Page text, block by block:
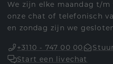
We zijn elke maandag t/
onze chat of telefonisch
en zondag zijn we
+3110 - 747 00 00
Start een livechat